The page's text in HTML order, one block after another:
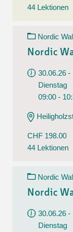
44 Lektionen
Nordic
Nordic
30.06.26 -
Dienstag
09:00 -
CHF 198.00
44 Lektionen
Nordic
Nordic
30.06.26 -
Dienstag